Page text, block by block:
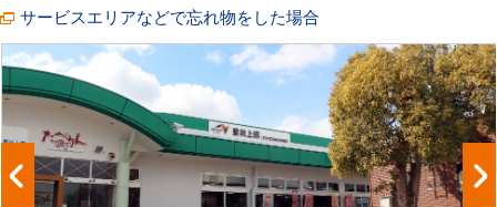
サービスエリアなどで忘れ物をした場合